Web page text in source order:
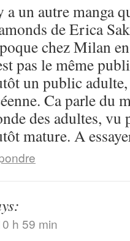
a un autre manga
de Erica
chez Milan
pas le même
un public
Ca parle du
des adultes, vu
mature. A
h 59 min